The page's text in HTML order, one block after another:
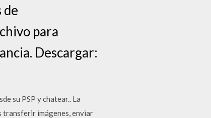
de
para
Descargar:
su PSP y chatear.. La
transferir imágenes, enviar